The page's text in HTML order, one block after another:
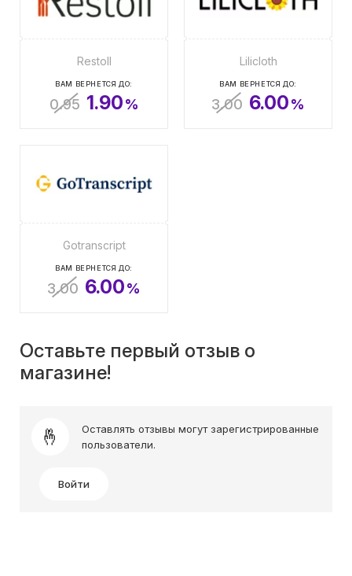
Restoll
ВАМ ВЕРНЕТСЯ ДО:
0.95 1.90%
Lilicloth
ВАМ ВЕРНЕТСЯ ДО:
3.00 6.00%
Gotranscript
ВАМ ВЕРНЕТСЯ ДО:
3.00 6.00%
Оставьте первый отзыв о
магазине!
Оставлять отзывы могут зарегистрированные
пользователи.
Войти